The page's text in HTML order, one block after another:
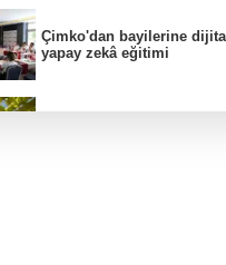
Çimko'dan bayilerine
yapay zekâ eğitimi